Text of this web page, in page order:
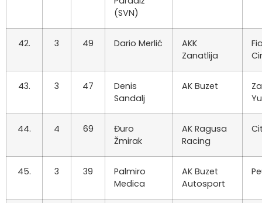
(SVN)
42. 3 49 Dario Merlić
AKK
Zanatlija
43. 3 47
Denis
Sandalj
AK Buzet
44. 4 69
Đuro
Žmirak
AK Ragusa
Racing
45. 3 39
Palmiro
Medica
AK Buzet
Autosport